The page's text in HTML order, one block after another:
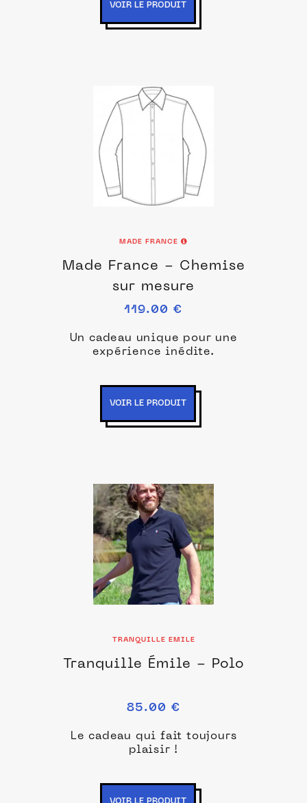
VOIR LE PRODUIT
MADE FRANCE
Made France - Chemise
sur mesure
119.00 €
Un cadeau unique pour une
expérience inédite.
VOIR LE PRODUIT
TRANQUILLE EMILE
Tranquille Émile - Polo
85.00 €
Le cadeau qui fait toujours
plaisir !